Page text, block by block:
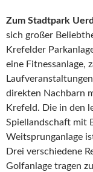
Zum Stadtpark
sich großer
Krefelder
eine Fitnessanlage,
direkten Nachbarn
Krefeld. Die in den
Spiellandschaft mit
Weitsprunganlage
Drei verschiedene
Golfanlage tragen